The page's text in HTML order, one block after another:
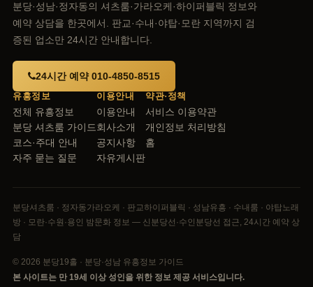
분당·성남·정자동의 셔츠룸·가라오케·하이퍼블릭 정보와
예약 상담을 한곳에서. 판교·수내·야탑·모란 지역까지 검
증된 업소만 24시간 안내합니다.
24시간 예약 010-4850-8515
유흥정보
전체 유흥정보
분당 셔츠룸 가이드
코스·주대 안내
자주 묻는 질문
이용안내
이용안내
회사소개
공지사항
자유게시판
약관·정책
서비스 이용약관
개인정보 처리방침
홈
분당셔츠룸 · 정자동가라오케 · 판교하이퍼블릭 · 성남유흥 · 수내룸 · 야탑노래
방 · 모란·수원·용인 밤문화 정보 — 신분당선·수인분당선 접근, 24시간 예약 상
담
© 2026 분당19홀 · 분당·성남 유흥정보 가이드
본 사이트는 만 19세 이상 성인을 위한 정보 제공 서비스입니다.